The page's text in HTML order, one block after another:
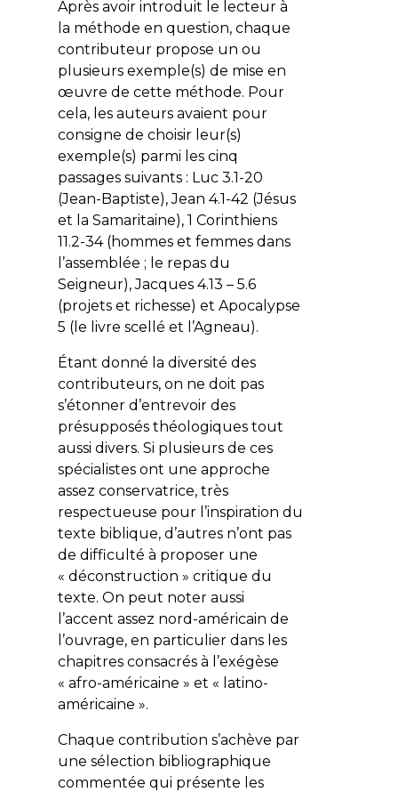
Après avoir introduit le lecteur à
la méthode en question, chaque
contributeur propose un ou
plusieurs exemple(s) de mise en
œuvre de cette méthode. Pour
cela, les auteurs avaient pour
consigne de choisir leur(s)
exemple(s) parmi les cinq
passages suivants : Luc 3.1-20
(Jean-Baptiste), Jean 4.1-42 (Jésus
et la Samaritaine), 1 Corinthiens
11.2-34 (hommes et femmes dans
l’assemblée ; le repas du
Seigneur), Jacques 4.13 – 5.6
(projets et richesse) et Apocalypse
5 (le livre scellé et l’Agneau).
Étant donné la diversité des
contributeurs, on ne doit pas
s’étonner d’entrevoir des
présupposés théologiques tout
aussi divers. Si plusieurs de ces
spécialistes ont une approche
assez conservatrice, très
respectueuse pour l’inspiration du
texte biblique, d’autres n’ont pas
de difficulté à proposer une
« déconstruction » critique du
texte. On peut noter aussi
l’accent assez nord-américain de
l’ouvrage, en particulier dans les
chapitres consacrés à l’exégèse
« afro-américaine » et « latino-
américaine ».
Chaque contribution s’achève par
une sélection bibliographique
commentée qui présente les